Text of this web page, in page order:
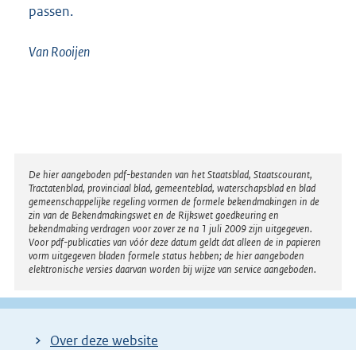
passen.
Van Rooijen
Disclaimer
De hier aangeboden pdf-bestanden van het Staatsblad, Staatscourant,
Tractatenblad, provinciaal blad, gemeenteblad, waterschapsblad en blad
gemeenschappelijke regeling vormen de formele bekendmakingen in de
zin van de Bekendmakingswet en de Rijkswet goedkeuring en
bekendmaking verdragen voor zover ze na 1 juli 2009 zijn uitgegeven.
Voor pdf-publicaties van vóór deze datum geldt dat alleen de in papieren
vorm uitgegeven bladen formele status hebben; de hier aangeboden
elektronische versies daarvan worden bij wijze van service aangeboden.
Over deze website